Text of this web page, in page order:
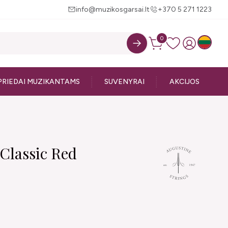
info@muzikosgarsai.lt +370 5 271 1223
0
MUZIKANTAMS SUVENYRAI AKCIJOS
Red